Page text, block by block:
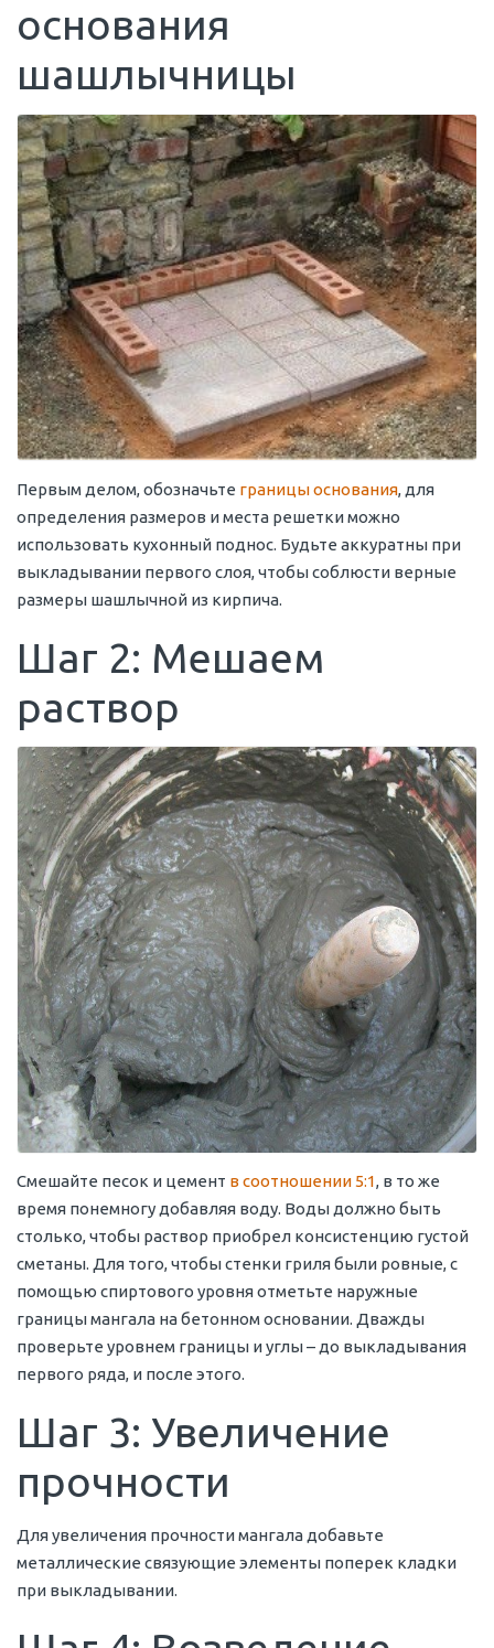
основания
шашлычницы
Первым делом, обозначьте границы основания, для
определения размеров и места решетки можно
использовать кухонный поднос. Будьте аккуратны при
выкладывании первого слоя, чтобы соблюсти верные
размеры шашлычной из кирпича.
Шаг 2: Мешаем
раствор
Смешайте песок и цемент в соотношении 5:1, в то же
время понемногу добавляя воду. Воды должно быть
столько, чтобы раствор приобрел консистенцию густой
сметаны. Для того, чтобы стенки гриля были ровные, с
помощью спиртового уровня отметьте наружные
границы мангала на бетонном основании. Дважды
проверьте уровнем границы и углы – до выкладывания
первого ряда, и после этого.
Шаг 3: Увеличение
прочности
Для увеличения прочности мангала добавьте
металлические связующие элементы поперек кладки
при выкладывании.